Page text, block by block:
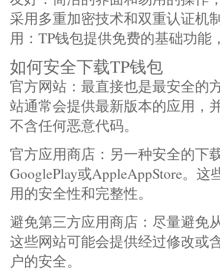
采用多重加密技术和双重认证机
用：TP钱包提供免费的基础功能
如何安全下载TP钱包
官方网站：最直接也是最安全的
站通常会提供最新版本的应用，
不含任何恶意代码。
官方应用商店：另一种安全的下
GooglePlay或AppleAppStore。
用的安全性和完整性。
避免第三方应用商店：尽量避免
这些网站可能会提供经过修改或
户的安全。